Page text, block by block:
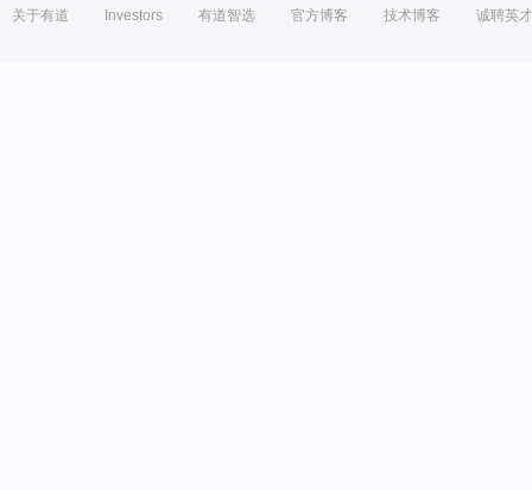
关于有道 Investors 有道智选 官方博客 技术博客 诚聘英才